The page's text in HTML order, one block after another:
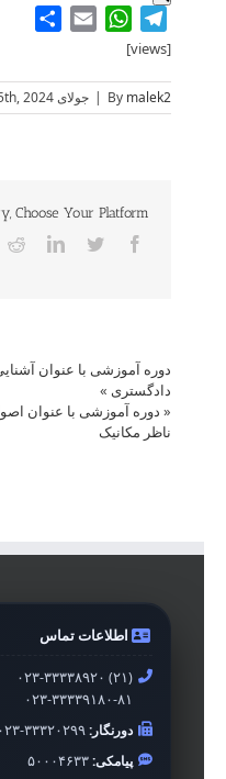
Telegram
WhatsApp
Email
[views]
By malek2
| جولای 25th, 2024
Choose Your Platform!
Facebook
Twitter
دوره آموزشی با عنوان
دادگستری »
« دوره آموزشی با عنوان
ناظر مکانیک
اطلاعات تماس
۰۲۳-۳۳۳۳۸۹۲۰ (۲۱)
۰۲۳-۳۳۳۳۹۱۸۰-۸۱
دورنگار:۰۲۳-۳۳۳۲۰۲۹۹
پیامکی:۵۰۰۰۴۶۳۳